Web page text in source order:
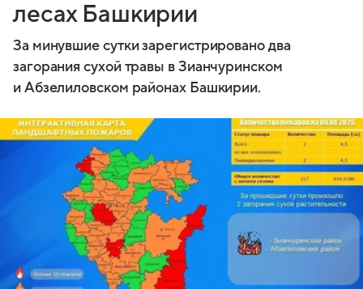
лесах Башкирии
За минувшие сутки зарегистрировано два
загорания сухой травы в Зианчуринском
и Абзелиловском районах Башкирии.